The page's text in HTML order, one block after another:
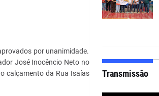
por unanimidade.
José Inocêncio Neto no
calçamento da Rua Isaías
Transmissão